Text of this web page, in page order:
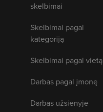
skelbimai
Skelbimai pagal
kategoriją
Skelbimai pagal vietą
Darbas pagal įmonę
Darbas užsienyje